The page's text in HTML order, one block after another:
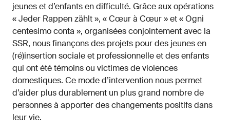
jeunes et d’enfants en difficulté. Grâce aux opérations
« Jeder Rappen zählt », « Cœur à Cœur » et « Ogni
centesimo conta », organisées conjointement avec la
SSR, nous finançons des projets pour des jeunes en
(ré)insertion sociale et professionnelle et des enfants
qui ont été témoins ou victimes de violences
domestiques. Ce mode d’intervention nous permet
d’aider plus durablement un plus grand nombre de
personnes à apporter des changements positifs dans
leur vie.